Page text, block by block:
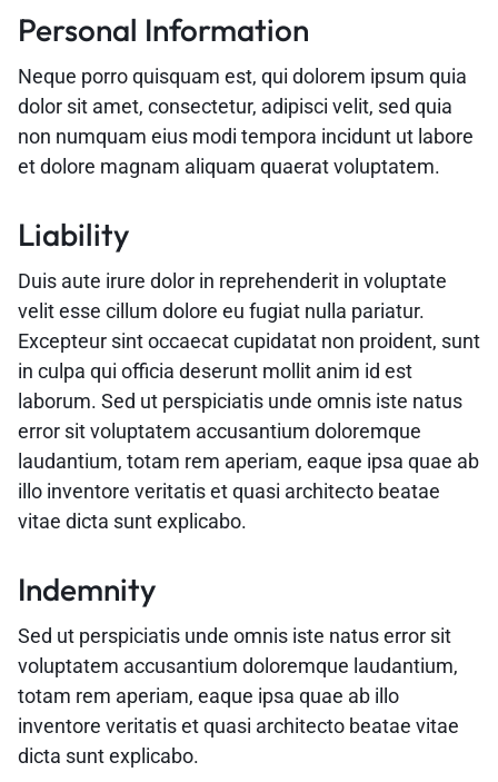
Personal Information
Neque porro quisquam est, qui dolorem ipsum quia
dolor sit amet, consectetur, adipisci velit, sed quia
non numquam eius modi tempora incidunt ut labore
et dolore magnam aliquam quaerat voluptatem.
Liability
Duis aute irure dolor in reprehenderit in voluptate
velit esse cillum dolore eu fugiat nulla pariatur.
Excepteur sint occaecat cupidatat non proident, sunt
in culpa qui officia deserunt mollit anim id est
laborum. Sed ut perspiciatis unde omnis iste natus
error sit voluptatem accusantium doloremque
laudantium, totam rem aperiam, eaque ipsa quae ab
illo inventore veritatis et quasi architecto beatae
vitae dicta sunt explicabo.
Indemnity
Sed ut perspiciatis unde omnis iste natus error sit
voluptatem accusantium doloremque laudantium,
totam rem aperiam, eaque ipsa quae ab illo
inventore veritatis et quasi architecto beatae vitae
dicta sunt explicabo.